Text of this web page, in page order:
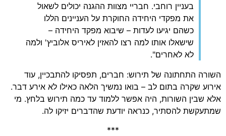
בעניין רוחבי. חבריי מצוות ההגנה יכולים לשאול
את מפקדי היחידה החוקרת על העניינים הללו
כשהם יגיעו לעדות – שיבוא מפקד היחידה –
שישאלו אותו למה רצו להאזין לאיריס אלוביץ' ולמה
לא לאחרים".
השורה התחתונה של תירוש: חברים, תפסיקו להתבכיין, עוד
אירוע שקרה בתום לב – בואו נמשיך הלאה כאילו לא אירע דבר.
אלא שבין השורות, היה אפשר ללמוד עד כמה תירוש בלחץ. מי
שמתעקשת להסתיר, כנראה יודעת שהדברים יזיקו לה.
***